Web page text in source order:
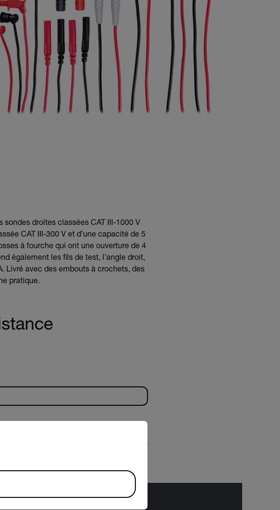
droites classées CAT III-1000 V
CAT III-300 V et d’une capacité de 5
à fourche qui ont une ouverture de 4
également les fils de test, l’angle droit,
Livré avec des embouts à crochets, des
pratique.
the appropriate version of our website.